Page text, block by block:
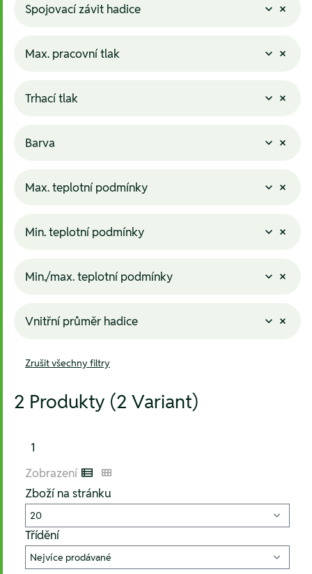
Spojovací závit hadice
Max. pracovní tlak
Trhací tlak
Barva
Max. teplotní podmínky
Min. teplotní podmínky
Min./max. teplotní podmínky
Vnitřní průměr hadice
Zrušit všechny filtry
2 Produkty (2 Variant)
1
Zobrazení Listenansicht
Kachelansicht
Zboží na stránku
Třídění